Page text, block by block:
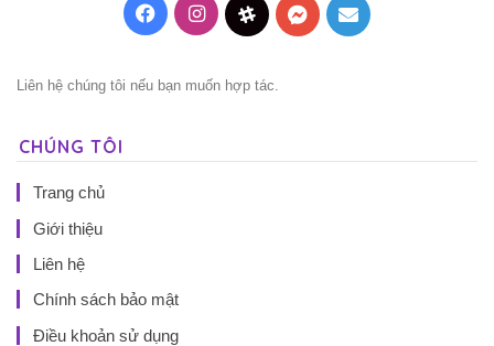
FacebookInstagramThreadsMessenger
Mail
Liên hệ chúng tôi nếu bạn muốn hợp tác.
CHÚNG TÔI
Trang chủ
Giới thiệu
Liên hệ
Chính sách bảo mật
Điều khoản sử dụng